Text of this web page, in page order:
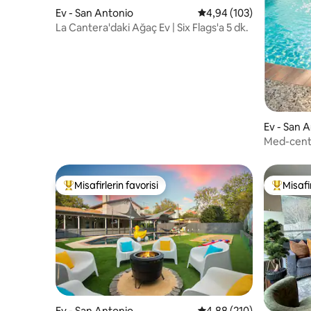
Ev - San Antonio 5 üzerinden ortalama
4,94 (103)
La Cantera'daki Ağaç Ev | Six Flags'a 5 dk.
Ev - San
Med-
Misafirlerin favorilerinden en beğenilenler arasında
Misafirlerin favorisi